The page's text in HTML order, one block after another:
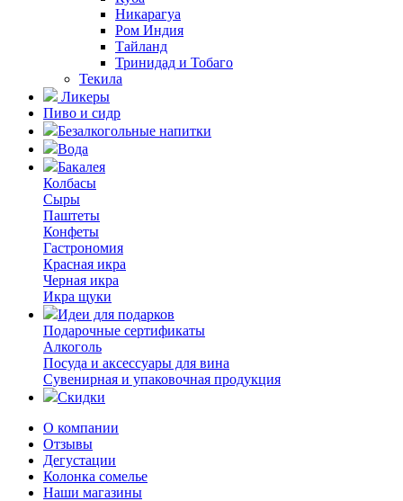
Никарагуа
Ром Индия
Тайланд
Тринидад и Тобаго
Текила
Ликеры
Пиво и сидр
Безалкогольные напитки
Вода
Бакалея
Колбасы
Сыры
Паштеты
Конфеты
Гастрономия
Красная икра
Черная икра
Икра щуки
Идеи для подарков
Подарочные сертификаты
Алкоголь
Посуда и аксессуары для вина
Сувенирная и упаковочная продукция
Скидки
О компании
Отзывы
Дегустации
Колонка сомелье
Наши магазины